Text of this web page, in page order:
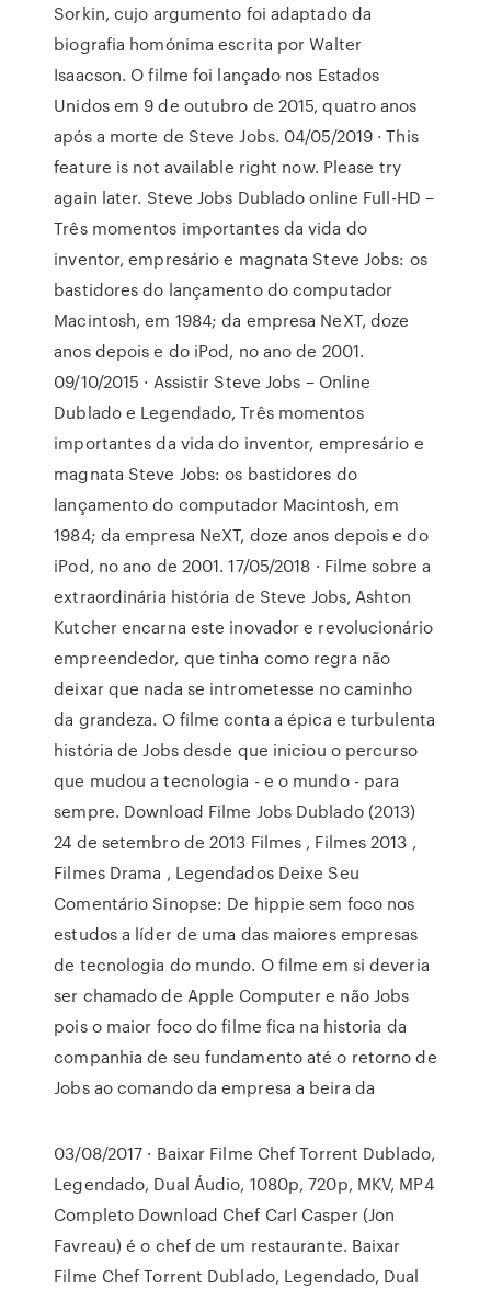
Sorkin, cujo argumento foi adaptado da
biografia homónima escrita por Walter
Isaacson. O filme foi lançado nos Estados
Unidos em 9 de outubro de 2015, quatro anos
após a morte de Steve Jobs. 04/05/2019 · This
feature is not available right now. Please try
again later. Steve Jobs Dublado online Full-HD –
Três momentos importantes da vida do
inventor, empresário e magnata Steve Jobs: os
bastidores do lançamento do computador
Macintosh, em 1984; da empresa NeXT, doze
anos depois e do iPod, no ano de 2001.
09/10/2015 · Assistir Steve Jobs – Online
Dublado e Legendado, Três momentos
importantes da vida do inventor, empresário e
magnata Steve Jobs: os bastidores do
lançamento do computador Macintosh, em
1984; da empresa NeXT, doze anos depois e do
iPod, no ano de 2001. 17/05/2018 · Filme sobre a
extraordinária história de Steve Jobs, Ashton
Kutcher encarna este inovador e revolucionário
empreendedor, que tinha como regra não
deixar que nada se intrometesse no caminho
da grandeza. O filme conta a épica e turbulenta
história de Jobs desde que iniciou o percurso
que mudou a tecnologia - e o mundo - para
sempre. Download Filme Jobs Dublado (2013)
24 de setembro de 2013 Filmes , Filmes 2013 ,
Filmes Drama , Legendados Deixe Seu
Comentário Sinopse: De hippie sem foco nos
estudos a líder de uma das maiores empresas
de tecnologia do mundo. O filme em si deveria
ser chamado de Apple Computer e não Jobs
pois o maior foco do filme fica na historia da
companhia de seu fundamento até o retorno de
Jobs ao comando da empresa a beira da
03/08/2017 · Baixar Filme Chef Torrent Dublado,
Legendado, Dual Áudio, 1080p, 720p, MKV, MP4
Completo Download Chef Carl Casper (Jon
Favreau) é o chef de um restaurante. Baixar
Filme Chef Torrent Dublado, Legendado, Dual